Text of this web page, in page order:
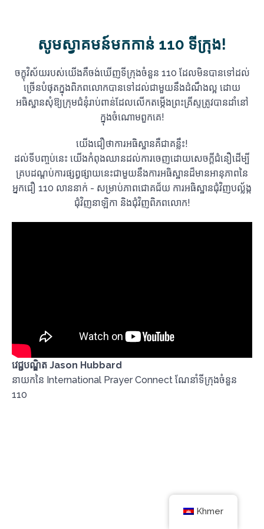
សូមស្វាគមន៍មកកាន់ 110 ទីក្រុង!
ចក្ខុវិស័យរបស់យើងគឺចង់ឃើញទីក្រុងចំនួន 110 ដែលមិនបានទៅដល់
ច្រើនបំផុតក្នុងពិភពលោកបានទៅដល់ជាមួយនឹងដំណឹងល្អ ដោយ
អធិស្ឋានសុំឱ្យក្រុមជំនុំរាប់ពាន់ដែលលើកតម្កើងព្រះគ្រីស្ទត្រូវបានដាំនៅ
ក្នុងចំណោមពួកគេ!
យើងជឿថាការអធិស្ឋានគឺជាគន្លឹះ!
ដល់ទីបញ្ចប់នេះ យើងកំពុងឈានដល់ការចេញដោយសេចក្តីជំនឿដើម្បី
គ្របដណ្តប់ការផ្សព្វផ្សាយនេះជាមួយនឹងការអធិស្ឋានដ៏មានអានុភាពនៃ
អ្នកជឿ 110 លាននាក់ - សម្រាប់ភាពជោគជ័យ ការអធិស្ឋានជុំវិញបល្ល័ង្ក
ជុំវិញនាឡិកា និងជុំវិញពិភពលោក!
វេជ្ជបណ្ឌិត Jason Hubbard
នាយកនៃ International Prayer Connect ណែនាំទីក្រុងចំនួន
110
Khmer